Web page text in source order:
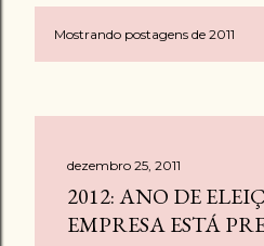
PMostrando postagens de 2011
dezembro 25, 2011
2012: ANO DE
EMPRESA ESTÁ